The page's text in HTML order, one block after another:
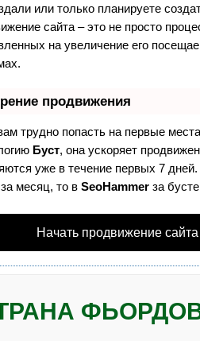
или только планируете
сайта – это не просто
на увеличение его
продвижения
трудно попасть на первые
Буст, она ускоряет
уже в течение первых 7
месяц, то вSeoHammer за
Начать продвижение сайта